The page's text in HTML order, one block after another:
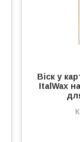
Віск у
ItalWax